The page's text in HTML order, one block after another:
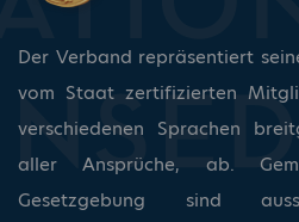
Der Verband repräsentiert
vom Staat zertifizierten
verschiedenen Sprachen
aller Ansprüche, ab.
Gesetzgebung sind